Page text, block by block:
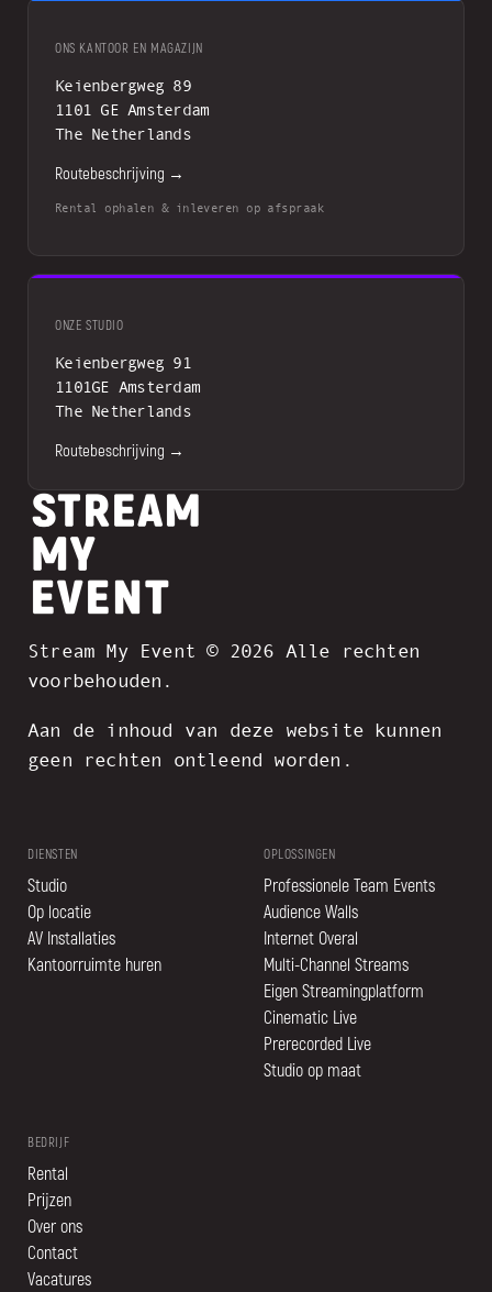
ONS KANTOOR EN MAGAZIJN
Keienbergweg 89
1101 GE Amsterdam
The Netherlands
Routebeschrijving →
Rental ophalen & inleveren op afspraak
ONZE STUDIO
Keienbergweg 91
1101GE Amsterdam
The Netherlands
Routebeschrijving →
Stream My Event © 2026 Alle rechten
voorbehouden.
Aan de inhoud van deze website kunnen
geen rechten ontleend worden.
DIENSTEN
Studio
Op locatie
AV Installaties
Kantoorruimte huren
OPLOSSINGEN
Professionele Team Events
Audience Walls
Internet Overal
Multi-Channel Streams
Eigen Streamingplatform
Cinematic Live
Prerecorded Live
Studio op maat
BEDRIJF
Rental
Prijzen
Over ons
Contact
Vacatures